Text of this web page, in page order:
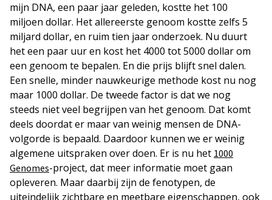
mijn DNA, een paar jaar geleden, kostte het 100
miljoen dollar. Het allereerste genoom kostte zelfs 5
miljard dollar, en ruim tien jaar onderzoek. Nu duurt
het een paar uur en kost het 4000 tot 5000 dollar om
een genoom te bepalen. En die prijs blijft snel dalen.
Een snelle, minder nauwkeurige methode kost nu nog
maar 1000 dollar. De tweede factor is dat we nog
steeds niet veel begrijpen van het genoom. Dat komt
deels doordat er maar van weinig mensen de DNA-
volgorde is bepaald. Daardoor kunnen we er weinig
algemene uitspraken over doen. Er is nu het 1000
Genomes-project, dat meer informatie moet gaan
opleveren. Maar daarbij zijn de fenotypen, de
uiteindelijk zichtbare en meetbare eigenschappen, ook